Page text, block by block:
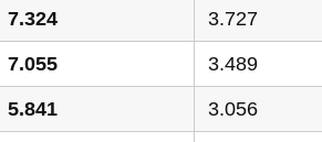
7.324 3.727
7.055 3.489
5.841 3.056